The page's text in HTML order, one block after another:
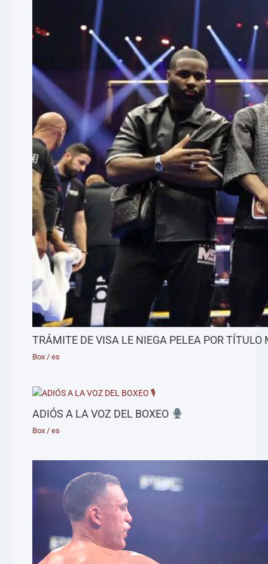
TRÁMITE DE VISA LE NIEGA PELEA POR TÍTULO
Box /es
ADIÓS A LA VOZ DEL BOXEO
Box /es